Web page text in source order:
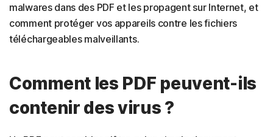
malwares dans des PDF et les propagent sur Internet, et
comment protéger vos appareils contre les fichiers
téléchargeables malveillants.
Comment les PDF peuvent-ils
contenir des virus ?